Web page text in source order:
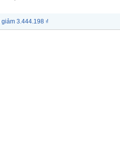
giảm 3.444.198 ₫